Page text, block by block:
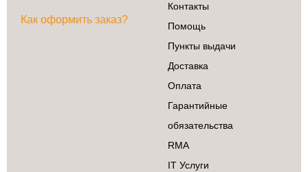
Как оформить заказ?
Контакты
Помощь
Пункты выдачи
Доставка
Оплата
Гарантийные
обязательства
RMA
IT Услуги